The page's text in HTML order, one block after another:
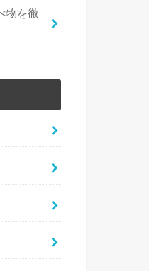
物を徹